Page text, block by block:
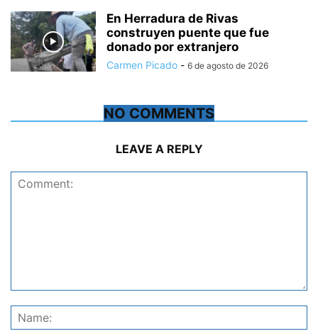
En Herradura de Rivas
construyen puente que fue
donado por extranjero
Carmen Picado - 6 de agosto de 2026
NO COMMENTS
LEAVE A REPLY